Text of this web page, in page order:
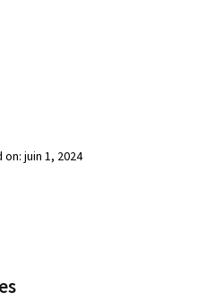
on: juin 1, 2024